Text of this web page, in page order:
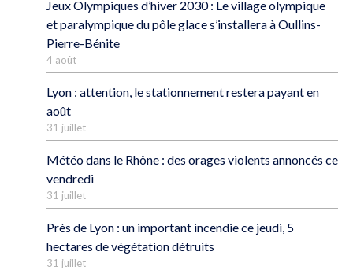
Jeux Olympiques d’hiver 2030 : Le village olympique
et paralympique du pôle glace s’installera à Oullins-
Pierre-Bénite
4 août
Lyon : attention, le stationnement restera payant en
août
31 juillet
Météo dans le Rhône : des orages violents annoncés ce
vendredi
31 juillet
Près de Lyon : un important incendie ce jeudi, 5
hectares de végétation détruits
31 juillet